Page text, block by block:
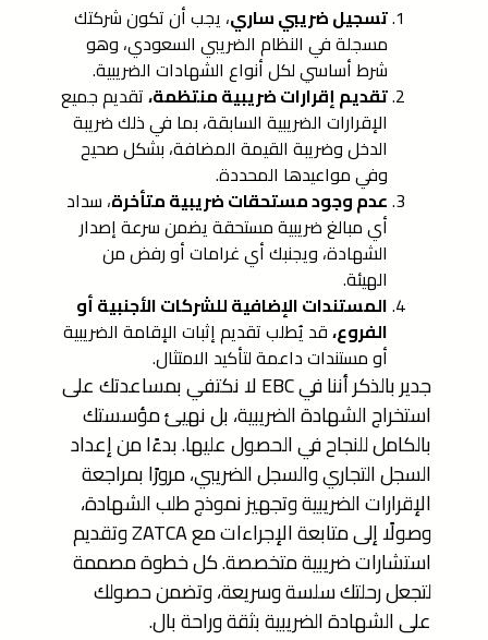
تسجيل ضريبي ساري، يجب أن تكون شركتك
مسجلة في النظام الضريبي السعودي، وهو
شرط أساسي لكل أنواع الشهادات الضريبية.
تقديم إقرارات ضريبية منتظمة،تقديم جميع
الإقرارات الضريبية السابقة، بما في ذلك ضريبة
الدخل وضريبة القيمة المضافة، بشكل صحيح
وفي مواعيدها المحددة.
عدم وجود مستحقات ضريبية متأخرة، سداد
أي مبالغ ضريبية مستحقة يضمن سرعة إصدار
الشهادة، ويجنبك أي غرامات أو رفض من
الهيئة.
المستندات الإضافية للشركات الأجنبية أو
الفروع،قد يُطلب تقديم إثبات الإقامة الضريبية
أو مستندات داعمة لتأكيد الامتثال.
جدير بالذكر أننا في EBC لا نكتفي بمساعدتك على
استخراج الشهادة الضريبية، بل نهيئ مؤسستك
بالكامل للنجاح في الحصول عليها. بدءًا من إعداد
السجل التجاري والسجل الضريبي، مرورًا بمراجعة
الإقرارات الضريبية وتجهيز نموذج طلب الشهادة،
وصولًا إلى متابعة الإجراءات مع ZATCA وتقديم
استشارات ضريبية متخصصة. كل خطوة مصممة
لتجعل رحلتك سلسة وسريعة، وتضمن حصولك
على الشهادة الضريبية بثقة وراحة بال.